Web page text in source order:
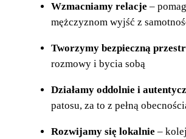
Wzmacniamy relacje –
mężczyznom wyjść z
Tworzymy bezpieczną
rozmowy i bycia sobą
Działamy oddolnie i
patosu, za to z pełną
Rozwijamy się lokalnie –